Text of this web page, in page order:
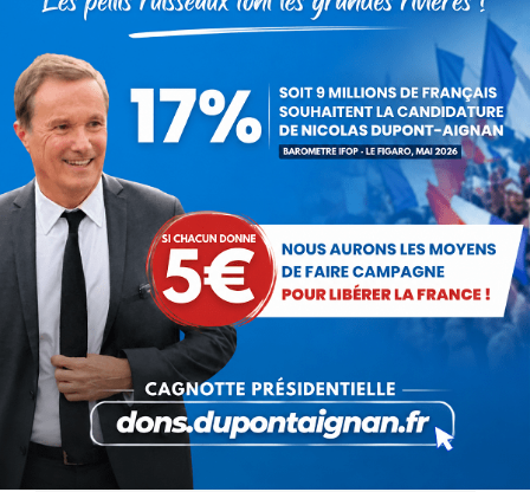
son réel engagement pour de la cause
agricole. En visite…
Marseille est en sang pendant
que Claude Guéant supprime
des postes